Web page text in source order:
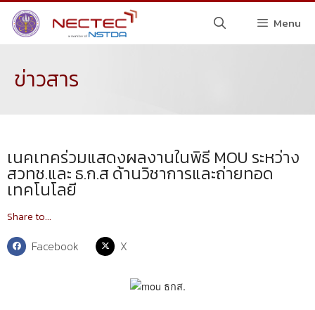
Menu
ข่าวสาร
เนคเทคร่วมแสดงผลงานในพิธี MOU ระหว่าง
สวทช.และ ธ.ก.ส ด้านวิชาการและถ่ายทอด
เทคโนโลยี
Share to...
Facebook X